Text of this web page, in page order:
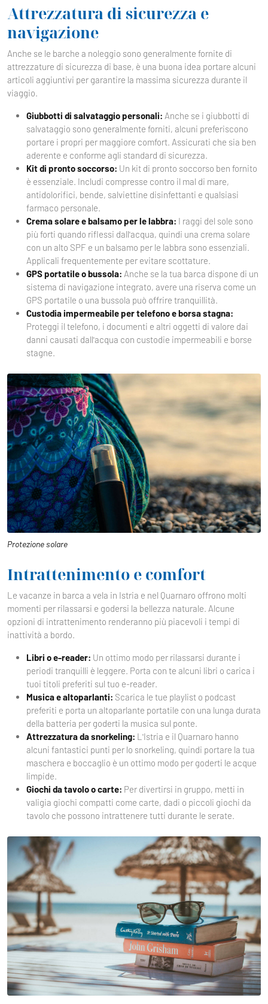
Attrezzatura di sicurezza e
navigazione
Anche se le barche a noleggio sono generalmente fornite di
attrezzature di sicurezza di base, è una buona idea portare alcuni
articoli aggiuntivi per garantire la massima sicurezza durante il
viaggio.
Giubbotti di salvataggio personali: Anche se i giubbotti di
salvataggio sono generalmente forniti, alcuni preferiscono
portare i propri per maggiore comfort. Assicurati che sia ben
aderente e conforme agli standard di sicurezza.
Kit di pronto soccorso: Un kit di pronto soccorso ben fornito
è essenziale. Includi compresse contro il mal di mare,
antidolorifici, bende, salviettine disinfettanti e qualsiasi
farmaco personale.
Crema solare e balsamo per le labbra: I raggi del sole sono
più forti quando riflessi dall'acqua, quindi una crema solare
con un alto SPF e un balsamo per le labbra sono essenziali.
Applicali frequentemente per evitare scottature.
GPS portatile o bussola: Anche se la tua barca dispone di un
sistema di navigazione integrato, avere una riserva come un
GPS portatile o una bussola può offrire tranquillità.
Custodia impermeabile per telefono e borsa stagna:
Proteggi il telefono, i documenti e altri oggetti di valore dai
danni causati dall'acqua con custodie impermeabili e borse
stagne.
Protezione solare
Intrattenimento e comfort
Le vacanze in barca a vela in Istria e nel Quarnaro offrono molti
momenti per rilassarsi e godersi la bellezza naturale. Alcune
opzioni di intrattenimento renderanno più piacevoli i tempi di
inattività a bordo.
Libri o e-reader: Un ottimo modo per rilassarsi durante i
periodi tranquilli è leggere. Porta con te alcuni libri o carica i
tuoi titoli preferiti sul tuo e-reader.
Musica e altoparlanti: Scarica le tue playlist o podcast
preferiti e porta un altoparlante portatile con una lunga durata
della batteria per goderti la musica sul ponte.
Attrezzatura da snorkeling: L'Istria e il Quarnaro hanno
alcuni fantastici punti per lo snorkeling, quindi portare la tua
maschera e boccaglio è un ottimo modo per goderti le acque
limpide.
Giochi da tavolo o carte: Per divertirsi in gruppo, metti in
valigia giochi compatti come carte, dadi o piccoli giochi da
tavolo che possono intrattenere tutti durante le serate.